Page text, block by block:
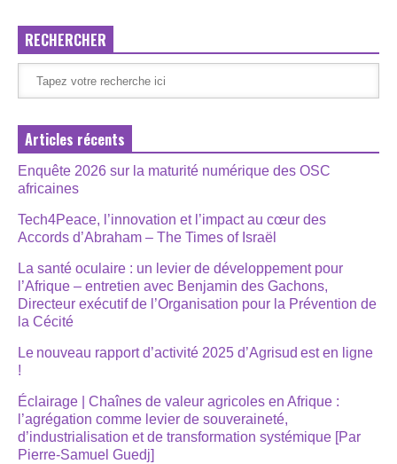
RECHERCHER
Articles récents
Enquête 2026 sur la maturité numérique des OSC
africaines
Tech4Peace, l’innovation et l’impact au cœur des
Accords d’Abraham – The Times of Israël
La santé oculaire : un levier de développement pour
l’Afrique – entretien avec Benjamin des Gachons,
Directeur exécutif de l’Organisation pour la Prévention de
la Cécité
Le nouveau rapport d’activité 2025 d’Agrisud est en ligne
!
Éclairage | Chaînes de valeur agricoles en Afrique :
l’agrégation comme levier de souveraineté,
d’industrialisation et de transformation systémique [Par
Pierre-Samuel Guedj]